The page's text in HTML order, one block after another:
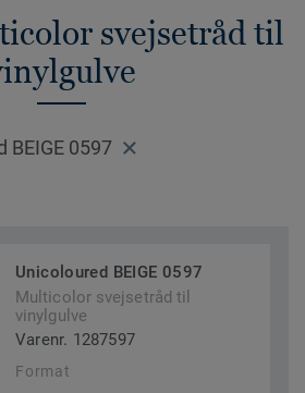
svejsetråd til
BEIGE 0597
Unicoloured BEIGE 0597
Multicolor svejsetråd til
vinylgulve
Varenr. 1287597
Format